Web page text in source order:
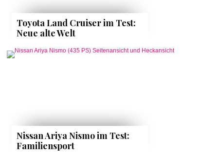
Toyota Land Cruiser im Test:
Neue alte Welt
Nissan Ariya Nismo im Test:
Familiensport